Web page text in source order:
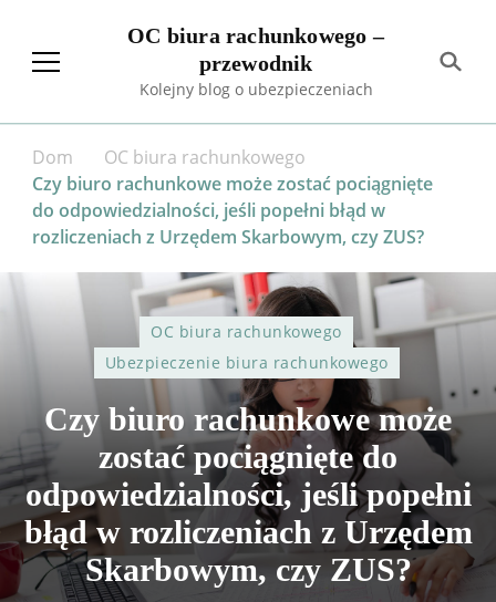
OC biura rachunkowego –
przewodnik
Kolejny blog o ubezpieczeniach
Dom
OC biura rachunkowego
Czy biuro rachunkowe może zostać pociągnięte
do odpowiedzialności, jeśli popełni błąd w
rozliczeniach z Urzędem Skarbowym, czy ZUS?
OC biura rachunkowego
Ubezpieczenie biura rachunkowego
Czy biuro rachunkowe może
zostać pociągnięte do
odpowiedzialności, jeśli popełni
błąd w rozliczeniach z Urzędem
Skarbowym, czy ZUS?